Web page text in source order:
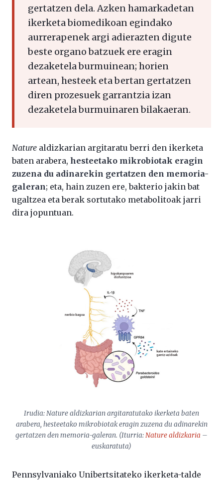
gertatzen dela. Azken hamarkadetan
ikerketa biomedikoan egindako
aurrerapenek argi adierazten digute
beste organo batzuek ere eragin
dezaketela burmuinean; horien
artean, hesteek eta bertan gertatzen
diren prozesuek garrantzia izan
dezaketela burmuinaren bilakaeran.
Nature aldizkarian argitaratu berri den ikerketa
baten arabera, hesteetako mikrobiotak eragin
zuzena du adinarekin gertatzen den memoria-
galeran; eta, hain zuzen ere, bakterio jakin bat
ugaltzea eta berak sortutako metabolitoak jarri
dira jopuntuan.
Irudia:Naturealdizkarian argitaratutako ikerketa baten
arabera, hesteetako mikrobiotak eragin zuzena du adinarekin
gertatzen den memoria-galeran. (Iturria:Naturealdizkaria –
euskaratuta)
Pennsylvaniako Unibertsitateko ikerketa-talde